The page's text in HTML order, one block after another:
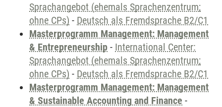
Sprachangebot (ehemals Sprachenzentrum;
ohne CPs) - Deutsch als Fremdsprache B2/C1
Masterprogramm Management: Management
& Entrepreneurship - International Center:
Sprachangebot (ehemals Sprachenzentrum;
ohne CPs) - Deutsch als Fremdsprache B2/C1
Masterprogramm Management: Management
& Sustainable Accounting and Finance -